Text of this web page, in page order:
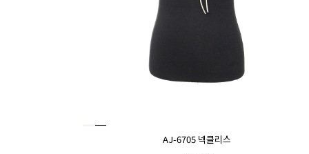
AJ-6705 넥클리스